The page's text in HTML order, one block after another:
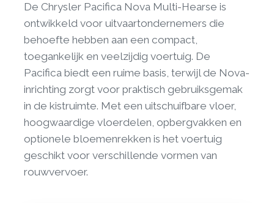
De Chrysler Pacifica Nova Multi-Hearse is
ontwikkeld voor uitvaartondernemers die
behoefte hebben aan een compact,
toegankelijk en veelzijdig voertuig. De
Pacifica biedt een ruime basis, terwijl de Nova-
inrichting zorgt voor praktisch gebruiksgemak
in de kistruimte. Met een uitschuifbare vloer,
hoogwaardige vloerdelen, opbergvakken en
optionele bloemenrekken is het voertuig
geschikt voor verschillende vormen van
rouwvervoer.